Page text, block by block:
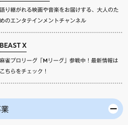
語り継がれる映画や音楽をお届けする、大人のた
めのエンタテインメントチャンネル
BEAST X
麻雀プロリーグ「Mリーグ」参戦中！最新情報は
こちらをチェック！